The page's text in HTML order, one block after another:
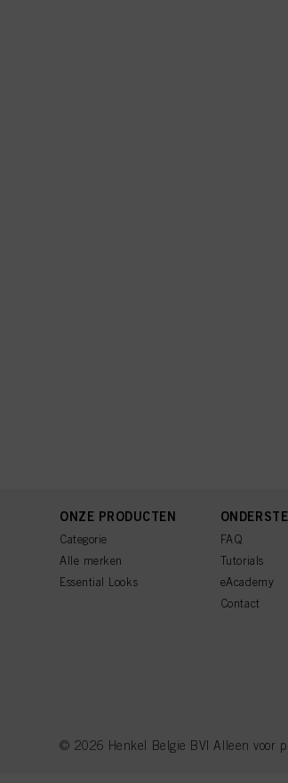
ONZE PRODUCTEN
Categorie
Alle merken
Essential Looks
FAQ
Tutorials
eAcademy
Contact
© 2026 Henkel Belgie BV| Alleen voor